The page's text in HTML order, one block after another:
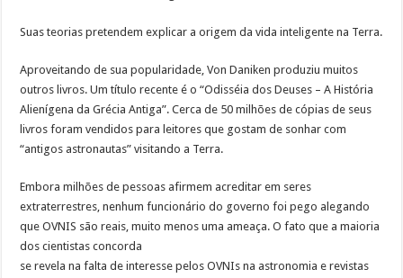
Suas teorias pretendem explicar a origem da vida inteligente na Terra.
Aproveitando de sua popularidade, Von Daniken produziu muitos
outros livros. Um título recente é o “Odisséia dos Deuses – A História
Alienígena da Grécia Antiga”. Cerca de 50 milhões de cópias de seus
livros foram vendidos para leitores que gostam de sonhar com
“antigos astronautas” visitando a Terra.
Embora milhões de pessoas afirmem acreditar em seres
extraterrestres, nenhum funcionário do governo foi pego alegando
que OVNIS são reais, muito menos uma ameaça. O fato que a maioria
dos cientistas concorda
se revela na falta de interesse pelos OVNIs na astronomia e revistas